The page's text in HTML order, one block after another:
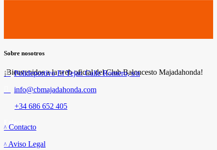
Sobre nosotros
¡Bienvenidos a la web oficial del Club Baloncesto Majadahonda!
Polideportivo El Tejar. Calle Romero, s/n
info@cbmajadahonda.com
+34 686 652 405
Contacto
Aviso Legal